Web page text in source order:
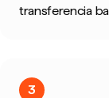
transferencia
3